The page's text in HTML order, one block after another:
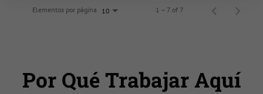
Elementos por página 10 1 – 7 of 7
Por Qué Trabajar Aquí